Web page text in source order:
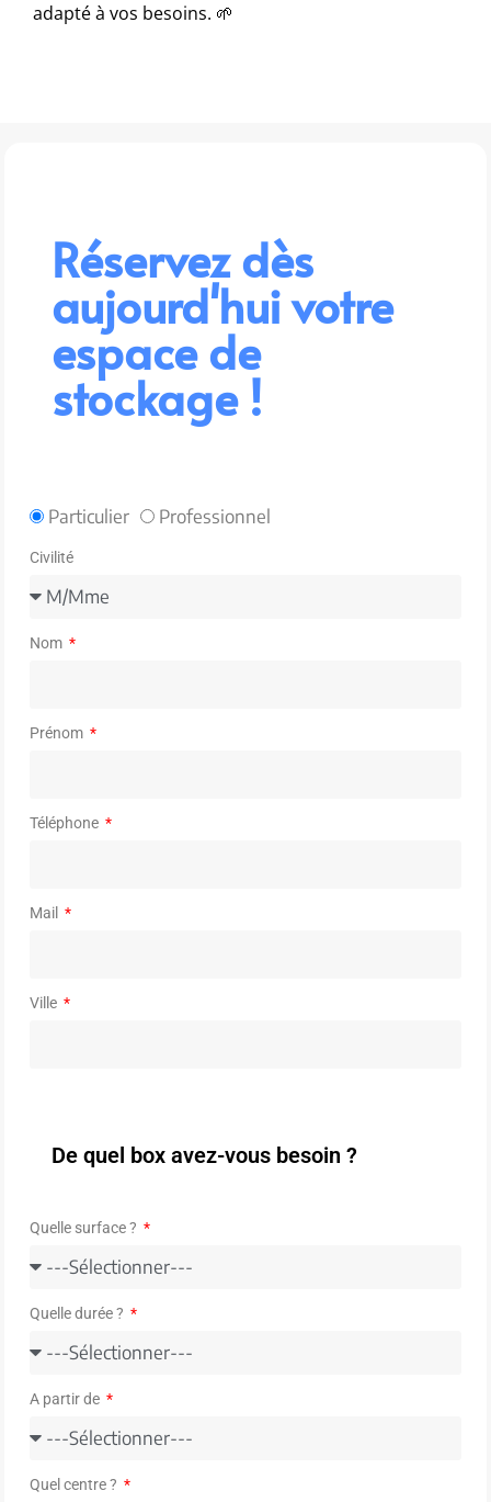
adapté à vos besoins. 🌱
Réservez dès
aujourd'hui votre
espace de
stockage !
Particulier Professionnel
Civilité
Nom
Prénom
Téléphone
Mail
Ville
De quel box avez-vous besoin ?
Quelle surface ?
Quelle durée ?
A partir de
Quel centre ?